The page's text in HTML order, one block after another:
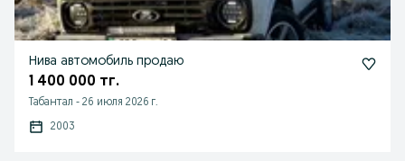
Нива автомобиль продаю
1 400 000 тг.
Табантал - 26 июля 2026 г.
2003